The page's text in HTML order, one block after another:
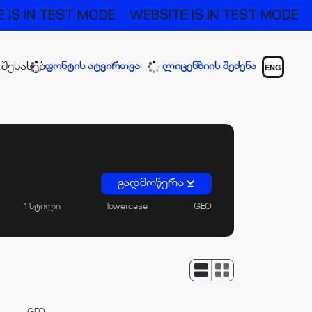
IS IN TEST MODE WEBSITE IS IN TEST MODE
ფონტის ატვირთვა ლიცენზიის შეძენა ENG
გადმოწერა
1 სტილი lowercase GEO